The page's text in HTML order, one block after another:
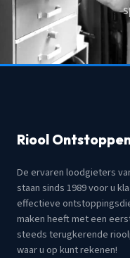
Riool
De ervaren loodgieters
staan sinds 1989 voor u
effectieve
maken heeft met een
steeds terugkerende
waar u op kunt rekenen!